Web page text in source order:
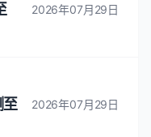
2026年07月29日
至
2026年07月29日